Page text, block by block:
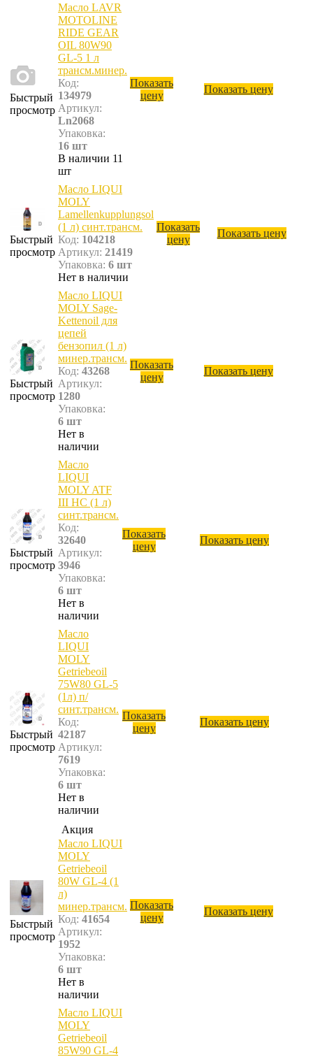
Быстрый
просмотр
Масло LAVR
MOTOLINE
RIDE GEAR
OIL 80W90
GL-5 1 л
трансм.минер.
Код:
134979
Артикул:
Ln2068
Упаковка:
16 шт
В наличии 11
шт
Показать
цену
Показать цену
Быстрый
просмотр
Масло LIQUI
MOLY
Lamellenkupplungsol
(1 л) синт.трансм.
Код: 104218
Артикул: 21419
Упаковка: 6 шт
Нет в наличии
Показать
цену
Показать цену
Быстрый
просмотр
Масло LIQUI
MOLY Sage-
Kettenoil для
цепей
бензопил (1 л)
минер.трансм.
Код: 43268
Артикул:
1280
Упаковка:
6 шт
Нет в
наличии
Показать
цену
Показать цену
Быстрый
просмотр
Масло
LIQUI
MOLY ATF
III HC (1 л)
синт.трансм.
Код:
32640
Артикул:
3946
Упаковка:
6 шт
Нет в
наличии
Показать
цену
Показать цену
Быстрый
просмотр
Масло
LIQUI
MOLY
Getriebeoil
75W80 GL-5
(1л) п/
синт.трансм.
Код:
42187
Артикул:
7619
Упаковка:
6 шт
Нет в
наличии
Показать
цену
Показать цену
Быстрый
просмотр
Акция
Масло LIQUI
MOLY
Getriebeoil
80W GL-4 (1
л)
минер.трансм.
Код: 41654
Артикул:
1952
Упаковка:
6 шт
Нет в
наличии
Показать
цену
Показать цену
Масло LIQUI
MOLY
Getriebeoil
85W90 GL-4